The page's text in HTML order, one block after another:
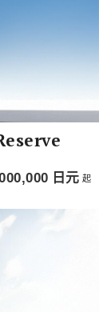
日元 起